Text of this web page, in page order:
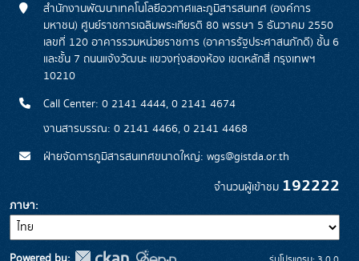
สำนักงานพัฒนาเทคโนโลยีอวกาศและภูมิสารสนเทศ (องค์การ
มหาชน) ศูนย์ราชการเฉลิมพระเกียรติ 80 พรรษา 5 ธันวาคม 2550
เลขที่ 120 อาคารรวมหน่วยราชการ (อาคารรัฐประศาสนภักดี) ชั้น 6
และชั้น 7 ถนนแจ้งวัฒนะ แขวงทุ่งสองห้อง เขตหลักสี่ กรุงเทพฯ
10210
Call Center: 0 2141 4444, 0 2141 4674
งานสารบรรณ: 0 2141 4466, 0 2141 4468
ฝ่ายจัดการภูมิสารสนเทศขนาดใหญ่: wgs@gistda.or.th
จำนวนผู้เข้าชม 192222
ภาษา